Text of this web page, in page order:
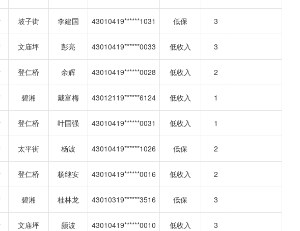
坡子街 李建国 43010419******1031 低保 3
文庙坪 彭亮 43010419******0033 低收入 3
登仁桥 余辉 43010419******0028 低收入 2
碧湘 戴富梅 43012119******6124 低收入 1
登仁桥 叶国强 43010419******0031 低收入 1
太平街 杨波 43010419******1026 低保 2
登仁桥 杨继安 43010419******0016 低收入 2
碧湘 桂林龙 43010319******3516 低保 3
文庙坪 颜波 43010419******0010 低收入 3